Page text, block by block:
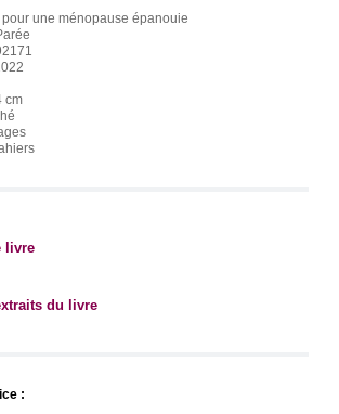
pour une ménopause épanouie
cm
livre
du livre
: